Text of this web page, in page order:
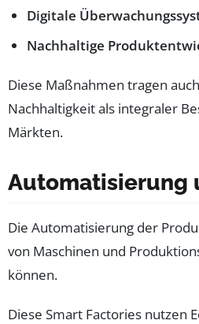
Digitale
Nachhaltige
Diese Maßnahmen tragen
Nachhaltigkeit als integraler
Märkten.
Automatisierung
Die Automatisierung der
von Maschinen und
können.
Diese Smart Factories nutzen